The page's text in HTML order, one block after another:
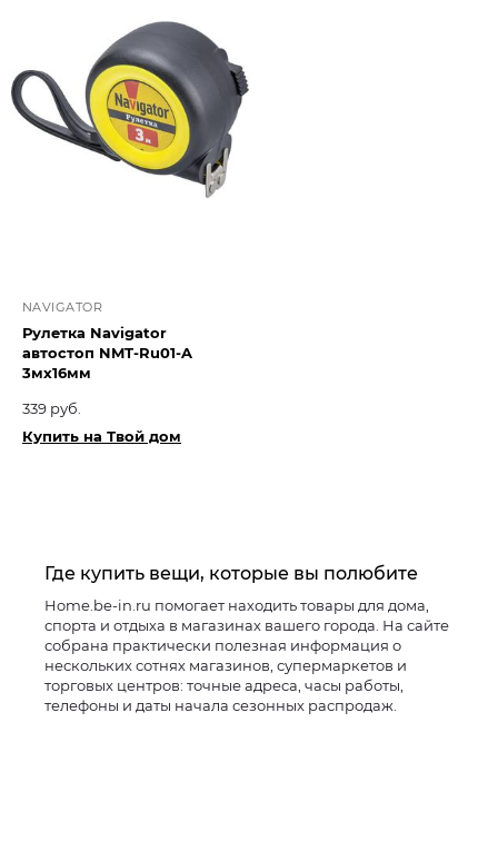
NAVIGATOR
Рулетка Navigator
автостоп NMT-Ru01-A
3мх16мм
339 руб.
Купить на Твой дом
Где купить вещи, которые вы полюбите
Home.be-in.ru помогает находить товары для дома,
спорта и отдыха в магазинах вашего города. На сайте
собрана практически полезная информация о
нескольких сотнях магазинов, супермаркетов и
торговых центров: точные адреса, часы работы,
телефоны и даты начала сезонных распродаж.